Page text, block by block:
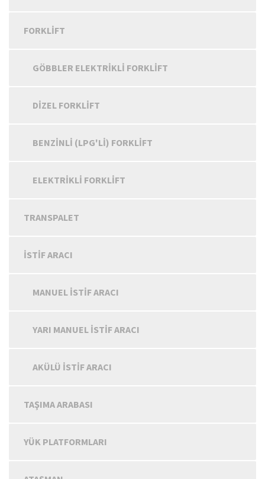
FORKLIFT
GÖBBLER ELEKTRIKLI FORKLIFT
DIZEL FORKLIFT
BENZINLI (LPG'LI) FORKLIFT
ELEKTRIKLI FORKLIFT
TRANSPALET
İSTIF ARACI
MANUEL İSTIF ARACI
YARI MANUEL İSTIF ARACI
AKÜLÜ İSTIF ARACI
TAŞIMA ARABASI
YÜK PLATFORMLARI